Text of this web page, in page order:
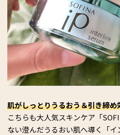
肌がしっとりうるおう＆引き締め
こちらも大人気スキンケア「
ない澄んだうるおい肌へ導く「